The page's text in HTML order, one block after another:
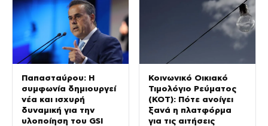
Παπασταύρου: Η
συμφωνία δημιουργεί
νέα και ισχυρή
δυναμική για την
υλοποίηση του GSI
Κοινωνικό Οικιακό
Τιμολόγιο Ρεύματος
(ΚΟΤ): Πότε ανοίγει
ξανά η πλατφόρμα
για τις αιτήσεις